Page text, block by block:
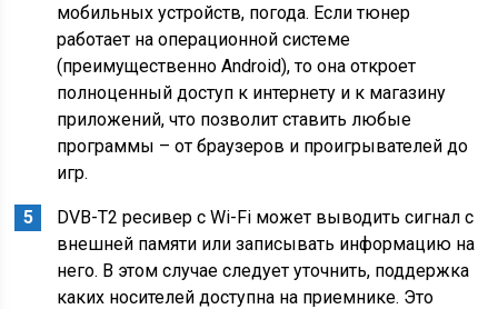
мобильных устройств, погода. Если тюнер
работает на операционной системе
(преимущественно Android), то она откроет
полноценный доступ к интернету и к магазину
приложений, что позволит ставить любые
программы – от браузеров и проигрывателей до
игр.
DVB-T2 ресивер с Wi-Fi может выводить сигнал с
внешней памяти или записывать информацию на
него. В этом случае следует уточнить, поддержка
каких носителей доступна на приемнике. Это